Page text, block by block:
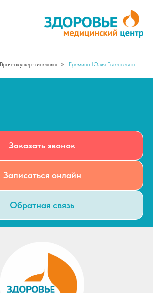
Врач-акушер-гинеколог » Еремина Юлия Евгеньевна
Заказать звонок
Записаться онлайн
Обратная связь